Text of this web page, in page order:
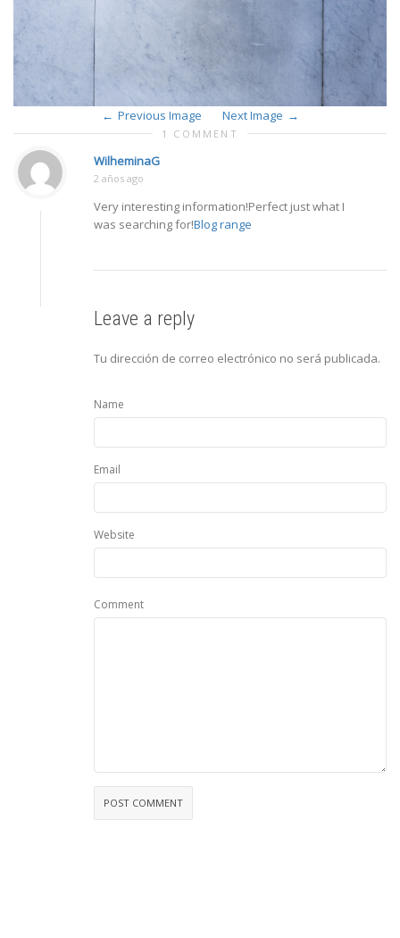
Previous Image Next Image
1 COMMENT
WilheminaG
2 años ago
Very interesting information!Perfect just what I
was searching for!Blog range
Leave a reply
Tu dirección de correo electrónico no será publicada.
Name
Email
Website
Comment